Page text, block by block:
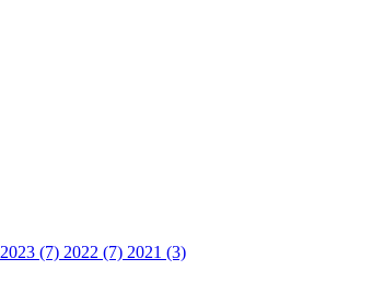
2023 (7) 2022 (7) 2021 (3)